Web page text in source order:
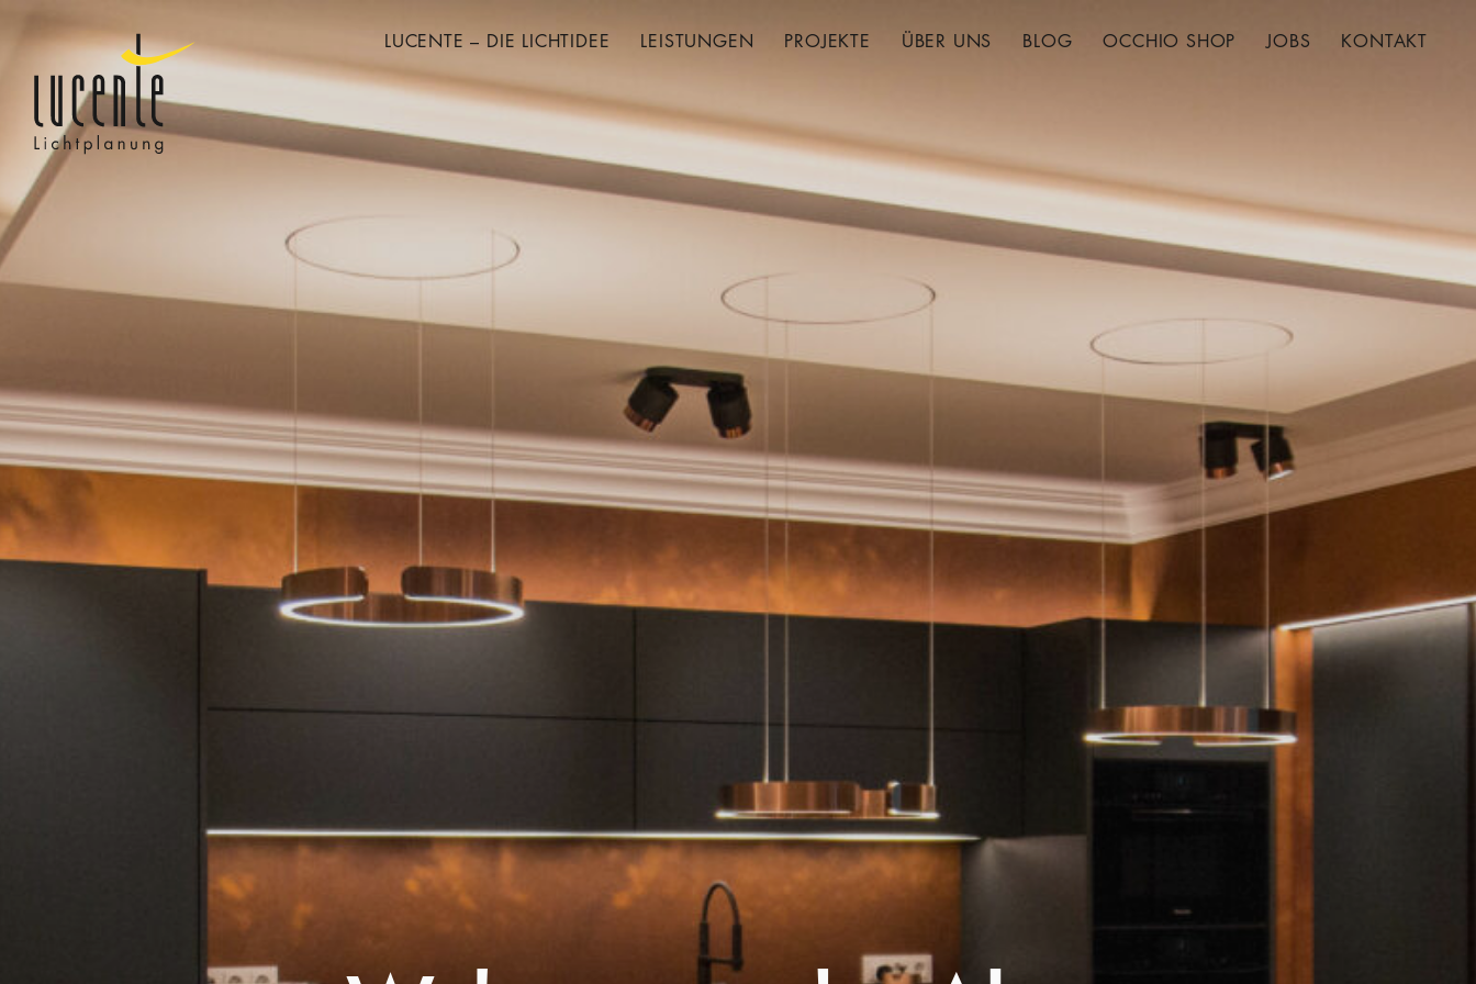
LUCENTE – DIE LICHTIDEE LEISTUNGEN PROJEKTE ÜBER UNS BLOG OCCHIO SHOP JOBS KONTAKT